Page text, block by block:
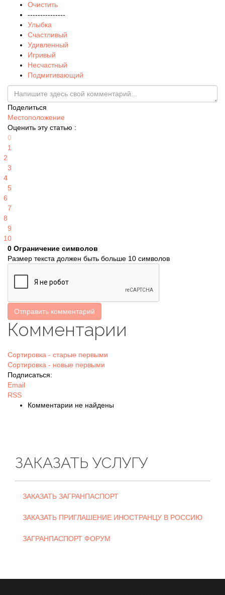
Очистить
---------------
Улыбка
Счастливый
Удивленный
Игривый
Несчастный
Подмигивающий
Поделиться
Местоположение
Оценить эту статью :
0
1
2
3
4
5
6
7
8
9
10
0 Ограничение символов
Размер текста должен быть больше 10 символов
Отправить комментарий
Комментарии
Сортировка - старые первыми
Сортировка - новые первыми
Подписаться:
Email
RSS
Комментарии не найдены
ЗАКАЗАТЬ УСЛУГУ
ЗАКАЗАТЬ ЗАГРАНПАСПОРТ
ЗАКАЗАТЬ ПРИГЛАШЕНИЕ ИНОСТРАНЦУ В РОССИЮ
ЗАГРАНПАСПОРТ ФОРУМ